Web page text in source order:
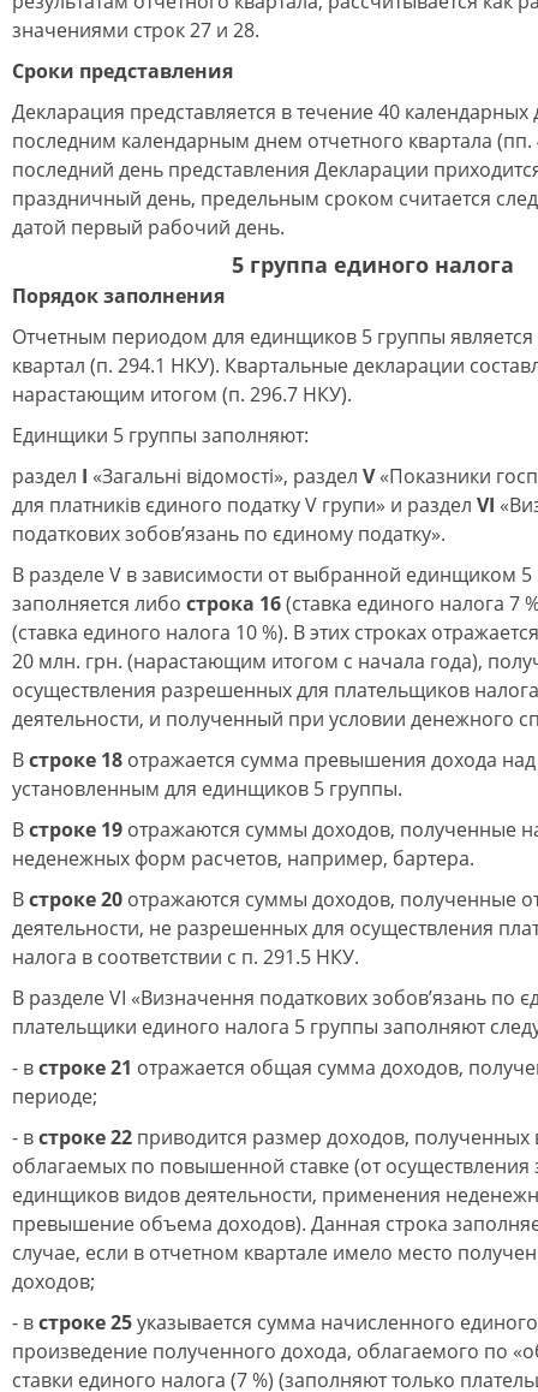
значениями строк 27 и 28.
Сроки представления
Декларация представляется в течение 40
последним календарным днем отчетного квартала
последний день представления Декларации
праздничный день, предельным сроком считается
датой первый рабочий день.
5 группа единого налога
Порядок заполнения
Отчетным периодом для единщиков 5 группы
квартал (п. 294.1 НКУ). Квартальные декларации
нарастающим итогом (п. 296.7 НКУ).
Единщики 5 группы заполняют:
раздел І «Загальні відомості», раздел V«Показники
для платників єдиного податку V групи» и раздел VI
податкових зобов’язань по єдиному податку».
В разделе V в зависимости от выбранной единщиком 5
заполняется либо строка 16(ставка единого налога 7
(ставка единого налога 10 %). В этих строках
20 млн. грн. (нарастающим итогом с начала года),
осуществления разрешенных для плательщиков
деятельности, и полученный при условии денежного
Встроке 18 отражается сумма превышения дохода
установленным для единщиков 5 группы.
Встроке 19 отражаются суммы доходов, полученные
неденежных форм расчетов, например, бартера.
Встроке 20 отражаются суммы доходов, полученные
деятельности, не разрешенных для осуществления
налога в соответствии с п. 291.5 НКУ.
В разделе VI «Визначення податкових зобов’язань по
плательщики единого налога 5 группы заполняют
- встроке 21 отражается общая сумма доходов,
периоде;
- встроке 22 приводится размер доходов,
облагаемых по повышенной ставке (от
единщиков видов деятельности, применения
превышение объема доходов). Данная строка
случае, если в отчетном квартале имело место
доходов;
- встроке 25указывается сумма начисленного
произведение полученного дохода, облагаемого по
ставки единого налога (7 %) (заполняют только